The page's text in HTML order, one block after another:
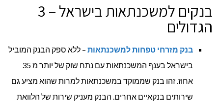
בנקים למשכנתאות בישראל – 3
הגדולים
בנק מזרחי טפחות למשכנתאות – ללא ספק הבנק המוביל
בישראל בענף המשכנתאות עם נתח שוק של יותר מ 35
אחוז. זהו בנק שממוקד במשכנתאות למרות שהוא מציע גם
שירותים בנקאיים אחרים. הבנק מעניק שירות של הלוואת